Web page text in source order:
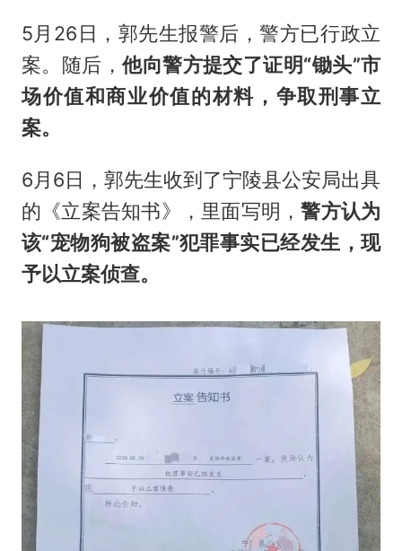
5月26日，郭先生报警后，警方已行政立
案。随后，他向警方提交了证明“锄头”市
场价值和商业价值的材料，争取刑事立
案。
6月6日，郭先生收到了宁陵县公安局出具
的《立案告知书》，里面写明，警方认为
该“宠物狗被盗案”犯罪事实已经发生，现
予以立案侦查。